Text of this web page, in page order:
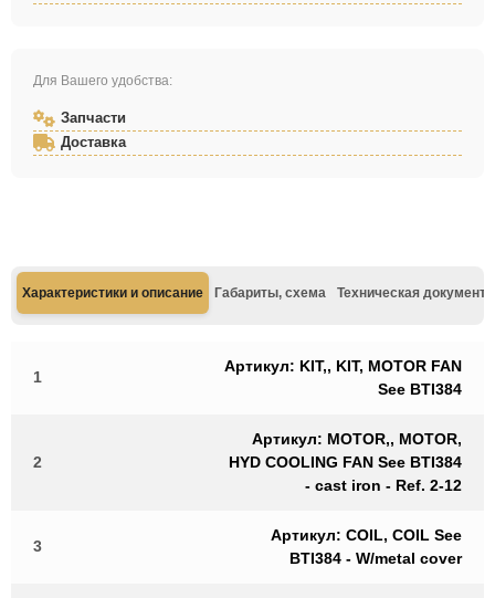
Для Вашего удобства:
Запчасти
Доставка
Характеристики и описание Габариты, схема Техническая
1
Артикул: KIT,, KIT, MOTOR FAN
See BTI384
2
Артикул: MOTOR,, MOTOR,
HYD COOLING FAN See BTI384
- cast iron - Ref. 2-12
3
Артикул: COIL, COIL See
BTI384 - W/metal cover